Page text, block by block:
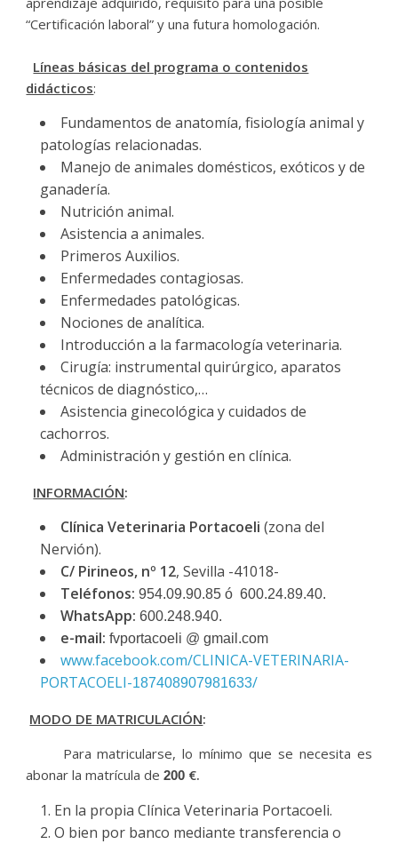
“Certificación laboral” y una futura homologación.
Líneas básicas del programa o contenidos
didácticos:
Fundamentos de anatomía, fisiología animal y
patologías relacionadas.
Manejo de animales domésticos, exóticos y de
ganadería.
Nutrición animal.
Asistencia a animales.
Primeros Auxilios.
Enfermedades contagiosas.
Enfermedades patológicas.
Nociones de analítica.
Introducción a la farmacología veterinaria.
Cirugía: instrumental quirúrgico, aparatos
técnicos de diagnóstico,…
Asistencia ginecológica y cuidados de
cachorros.
Administración y gestión en clínica.
INFORMACIÓN:
Clínica Veterinaria Portacoeli (zona del
Nervión).
C/ Pirineos, nº 12, Sevilla -41018-
Teléfonos: 954.09.90.85 ó 600.24.89.40.
WhatsApp: 600.248.940.
e-mail:fvportacoeli @ gmail.com
www.facebook.com/CLINICA-VETERINARIA-
PORTACOELI-187408907981633/
MODO DE MATRICULACIÓN:
Para matricularse, lo mínimo que se necesita es
abonar la matrícula de200 €.
En la propia Clínica Veterinaria Portacoeli.
O bien por banco mediante transferencia o